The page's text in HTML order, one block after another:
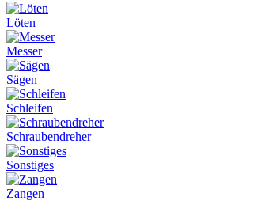
Löten
Messer
Sägen
Schleifen
Schraubendreher
Sonstiges
Zangen